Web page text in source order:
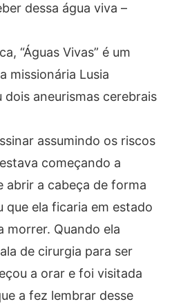
dessa água viva –
“Águas Vivas” é um
missionária Lusia
aneurismas cerebrais
assumindo os riscos
começando a
abrir a cabeça de forma
que ela ficaria em estado
morrer. Quando ela
de cirurgia para ser
a orar e foi visitada
a fez lembrar desse